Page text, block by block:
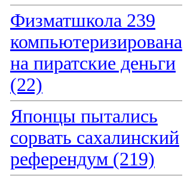
Физматшкола 239
компьютеризирована
на пиратские деньги
(22)
Японцы пытались
сорвать сахалинский
референдум (219)